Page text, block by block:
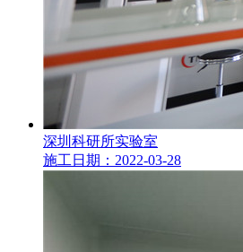
深圳科研所实验室
施工日期：2022-03-28